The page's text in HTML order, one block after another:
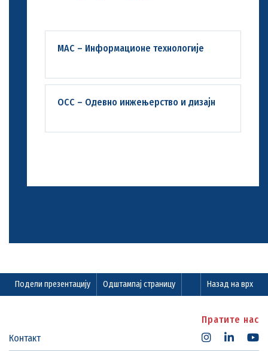
МАС – Информационе технологије
ОСС – Одевно инжењерство и дизајн
Подели презентацију Одштампај страницу Назад на врх
Контакт
Пратите нас